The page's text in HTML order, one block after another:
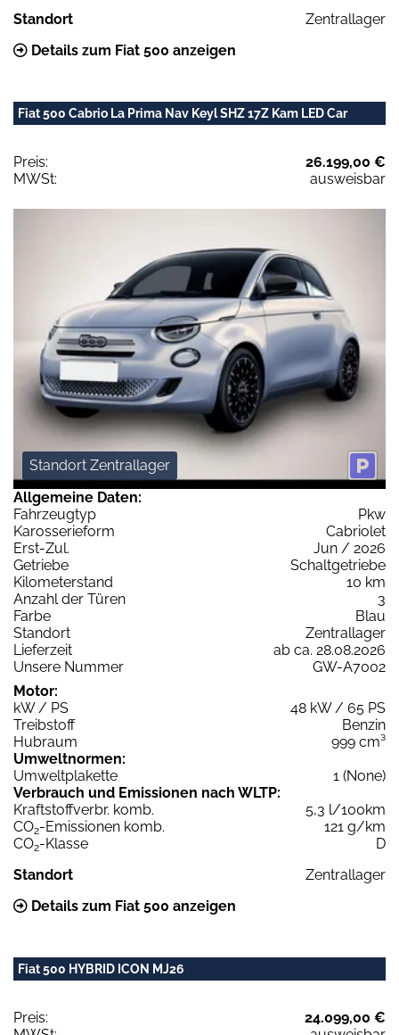
Standort
Zentrallager
Details zum Fiat 500 anzeigen
Fiat 500 Cabrio La Prima Nav Keyl SHZ 17Z Kam LED Car
Preis:
26.199,00 €
MWSt:
ausweisbar
Standort Zentrallager
Allgemeine Daten:
Fahrzeugtyp
Pkw
Karosserieform
Cabriolet
Erst-Zul.
Jun / 2026
Getriebe
Schaltgetriebe
Kilometerstand
10 km
Anzahl der Türen
3
Farbe
Blau
Standort
Zentrallager
Lieferzeit
ab ca. 28.08.2026
Unsere Nummer
GW-A7002
Motor:
kW / PS
48 kW / 65 PS
Treibstoff
Benzin
Hubraum
999 cm³
Umweltnormen:
Umweltplakette
1 (None)
Verbrauch und Emissionen nach WLTP:
Kraftstoffverbr. komb.
5,3 l/100km
CO2-Emissionen komb.
121 g/km
CO2-Klasse
D
Standort
Zentrallager
Details zum Fiat 500 anzeigen
Fiat 500 HYBRID ICON MJ26
Preis:
24.099,00 €